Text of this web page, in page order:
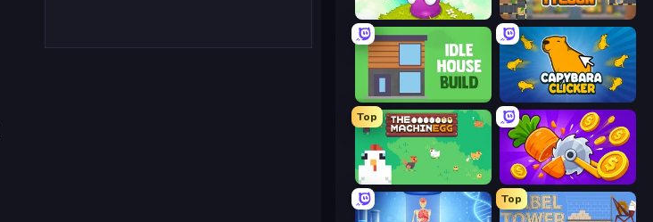
Clicker Heroes Leek Factory Tycoon
Idle House Build Capybara Clicker
Top
The MachinEGG Farm Ring Idle
Top